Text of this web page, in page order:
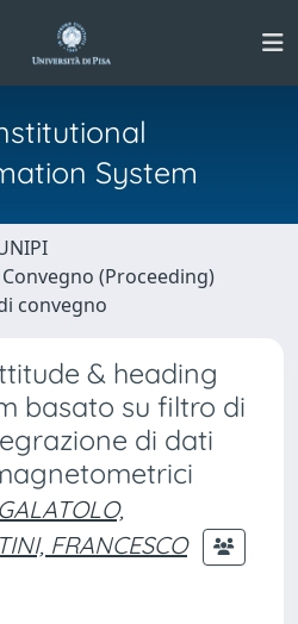
System
(Proceeding)
convegno
& heading
basato su filtro di
di dati
GALATOLO,
FRANCESCO